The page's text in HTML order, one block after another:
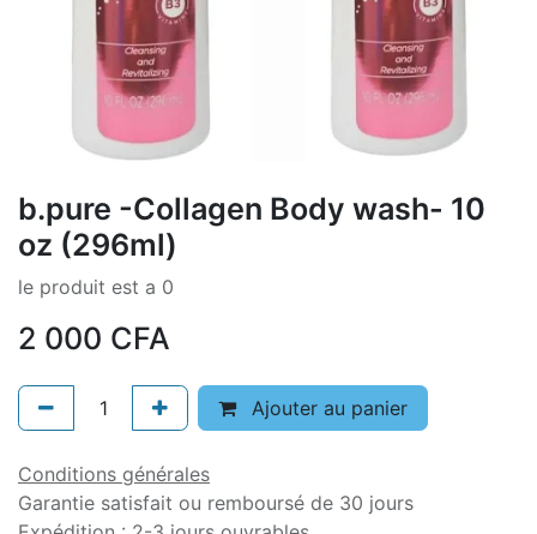
b.pure -Collagen Body wash- 10
oz (296ml)
le produit est a 0
2 000 CFA
Ajouter au panier
Conditions générales
Garantie satisfait ou remboursé de 30 jours